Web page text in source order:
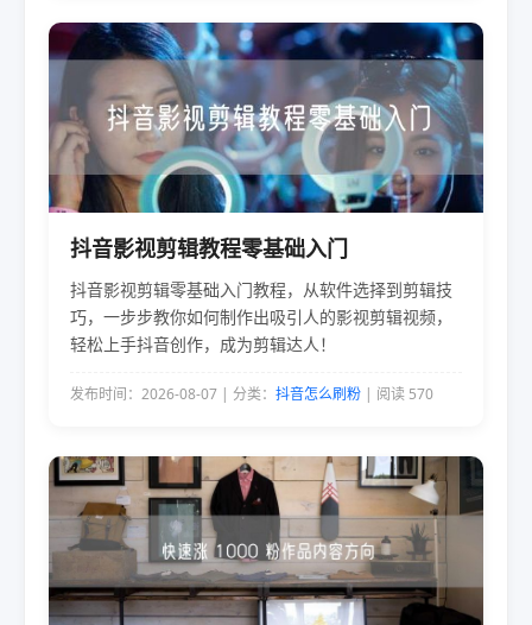
抖音影视剪辑教程零基础入门
抖音影视剪辑零基础入门教程，从软件选择到剪辑技
巧，一步步教你如何制作出吸引人的影视剪辑视频，
轻松上手抖音创作，成为剪辑达人！
发布时间：2026-08-07 | 分类： 抖音怎么刷粉 | 阅读 570